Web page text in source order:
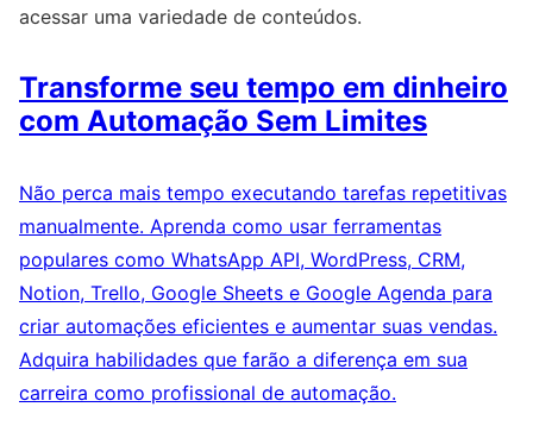
acessar uma variedade de conteúdos.
Transforme seu tempo em dinheiro
com Automação Sem Limites
Não perca mais tempo executando tarefas repetitivas
manualmente. Aprenda como usar ferramentas
populares como WhatsApp API, WordPress, CRM,
Notion, Trello, Google Sheets e Google Agenda para
criar automações eficientes e aumentar suas vendas.
Adquira habilidades que farão a diferença em sua
carreira como profissional de automação.